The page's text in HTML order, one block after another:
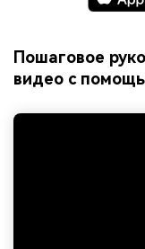
Пошаговое
видео с